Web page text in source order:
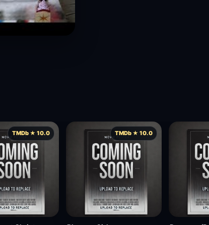
TMDb ★ 10.0 TMDb ★ 10.0